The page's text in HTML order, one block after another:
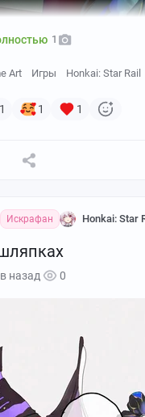
1
Art Игры Honkai: Star Rail
1 1 1
Искрафан Honkai: Star
назад 0